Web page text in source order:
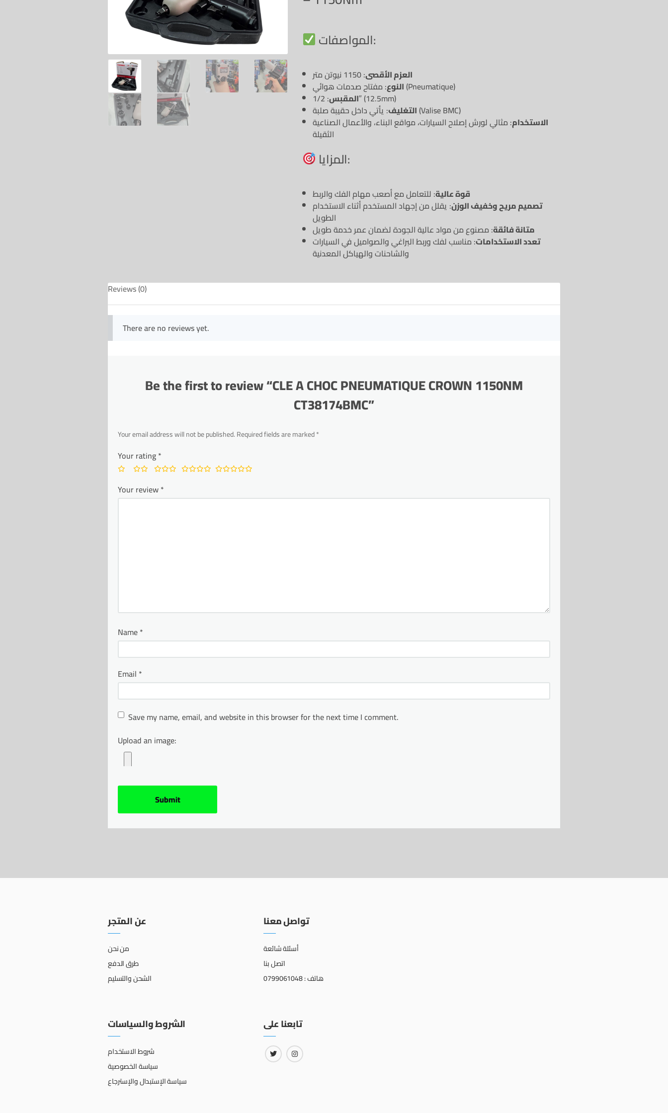
المواصفات:
العزم الأقصى: 1150 نيوتن متر
النوع: مفتاح صدمات هوائي (Pneumatique)
المقبس
: 1/2″ (12.5mm)
التغليف: يأتي داخل حقيبة صلبة (Valise BMC)
الاستخدام: مثالي لورش إصلاح السيارات، مواقع البناء، والأعمال الصناعية
الثقيلة
المزايا:
قوة عالية: للتعامل مع أصعب مهام الفك والربط
تصميم مريح وخفيف الوزن: يقلل من إجهاد المستخدم أثناء الاستخدام
الطويل
متانة فائقة: مصنوع من مواد عالية الجودة لضمان عمر خدمة طويل
تعدد الاستخدامات: مناسب لفك وربط البراغي والصواميل في السيارات
والشاحنات والهياكل المعدنية
Reviews (0)
There are no reviews yet.
Be the first to review “CLE A CHOC PNEUMATIQUE CROWN 1150NM
CT38174BMC”
Your email address will not be published.Required fields are marked*
Your rating*
Your review*
Name*
Email *
Save my name, email, and website in this browser for the next time I comment.
Upload an image:
عن المتجر
من نحن
طرق الدفع
الشحن والتسليم
الشروط والسياسات
شروط الاستخدام
سياسة الخصوصية
سياسة الإستبدال والإسترجاع
تواصل معنا
أسئلة شائعة
اتصل بنا
هاتف : 0799061048
تابعنا على